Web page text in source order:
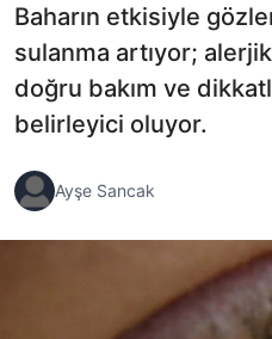
Baharın etkisiyle
sulanma artıyor;
doğru bakım ve
belirleyici oluyor.
Ayşe Sancak